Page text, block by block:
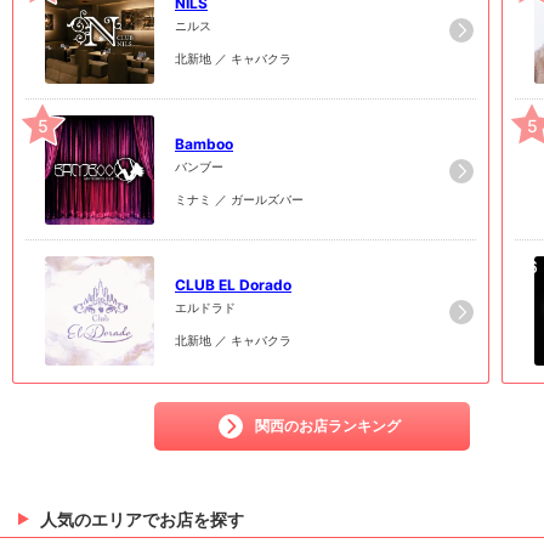
ニルス
北新地 ／ キャバクラ
5
Bamboo
バンブー
ミナミ ／ ガールズバー
6
CLUB EL Dorado
エルドラド
北新地 ／ キャバクラ
関西のお店ランキング
5
6
人気のエリアでお店を探す